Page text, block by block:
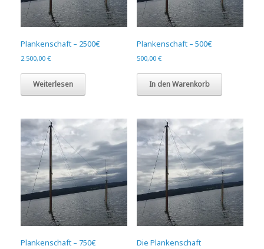
Plankenschaft – 2500€
2.500,00 €
Weiterlesen
Plankenschaft – 500€
500,00 €
In den Warenkorb
Plankenschaft – 750€ Die Plankenschaft